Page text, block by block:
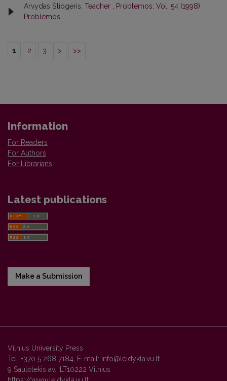
Arvydas Šliogeris, Teacher
Problemos: Vol. 54 (1998):
Problemos
1 2 3 > >>
Information
For Readers
For Authors
For Librarians
Latest publications
Make a Submission
Vilnius University Press
Tel. +370 5 268 7184, E-mail: info@leidykla.vu.lt
9 Saulėtekis av., LT10222 Vilnius